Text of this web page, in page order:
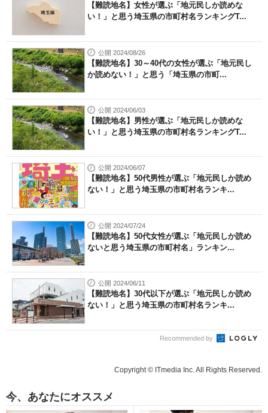
【難読地名】女性が選ぶ「地元民しか読めな
い！」と思う埼玉県の市町村名ランキングT...
公開 2024/08/26
【難読地名】30～40代の女性が選ぶ「地元民し
か読めない！」と思う「埼玉県の市町...
公開 2024/06/03
【難読地名】男性が選ぶ「地元民しか読めな
い！」と思う埼玉県の市町村名ランキングT...
公開 2024/06/07
【難読地名】50代男性が選ぶ「地元民しか読め
ない！」と思う埼玉県の市町村名ランキ...
公開 2024/07/24
【難読地名】50代女性が選ぶ「地元民しか読め
ないと思う埼玉県の市町村名」ランキン...
公開 2024/06/11
【難読地名】30代以下が選ぶ「地元民しか読め
ない！」と思う埼玉県の市町村名ランキ...
Recommended by
Copyright © ITmedia Inc. All Rights Reserved.
今、あなたにオススメ